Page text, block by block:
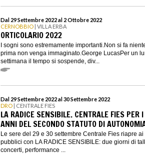
Dal 29 Settembre 2022 al 2 Ottobre 2022
CERNOBBIO | VILLA ERBA
ORTICOLARIO 2022
I sogni sono estremamente importanti.Non si fa
prima non venga immaginato.George LucasPer un
settimana il tempo si sospende, div...
Dal 29 Settembre 2022 al 30 Settembre 2022
DRO | CENTRALE FIES
LA RADICE SENSIBILE. CENTRALE FIES PER
ANNI DEL SECONDO STATUTO DI
Le sere del 29 e 30 settembre Centrale Fies riapre ai
pubblici con LA RADICE SENSIBILE: due giorni di
concerti, performance ...